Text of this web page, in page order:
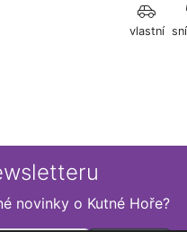
vlastní
novinky o Kutné Hoře?